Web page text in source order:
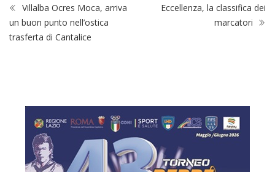
Villalba Ocres Moca, arriva
un buon punto nell’ostica
Eccellenza, la classifica dei